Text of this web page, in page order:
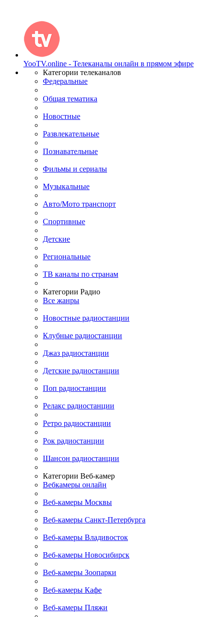
YooTV.online - Телеканалы онлайн в прямом эфире
Категории телеканалов
Федеральные
Общая тематика
Новостные
Развлекательные
Познавательные
Фильмы и сериалы
Музыкальные
Авто/Мото транспорт
Спортивные
Детские
Региональные
ТВ каналы по странам
Категории Радио
Все жанры
Новостные радиостанции
Клубные радиостанции
Джаз радиостанции
Детские радиостанции
Поп радиостанции
Релакс радиостанции
Ретро радиостанции
Рок радиостанции
Шансон радиостанции
Категории Веб-камер
Вебкамеры онлайн
Веб-камеры Москвы
Веб-камеры Санкт-Петербурга
Веб-камеры Владивосток
Веб-камеры Новосибирск
Веб-камеры Зоопарки
Веб-камеры Кафе
Веб-камеры Пляжи